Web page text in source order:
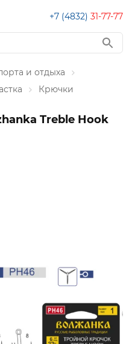
+7 (4832) 31-77-77
и отдыха
Крючки
Treble Hook